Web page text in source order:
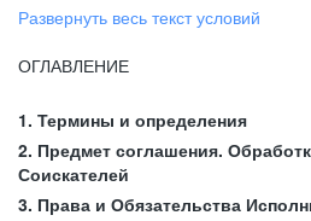
Развернуть весь текст условий
ОГЛАВЛЕНИЕ
1. Термины и определения
2. Предмет соглашения.
Соискателей
3. Права и Обязательства